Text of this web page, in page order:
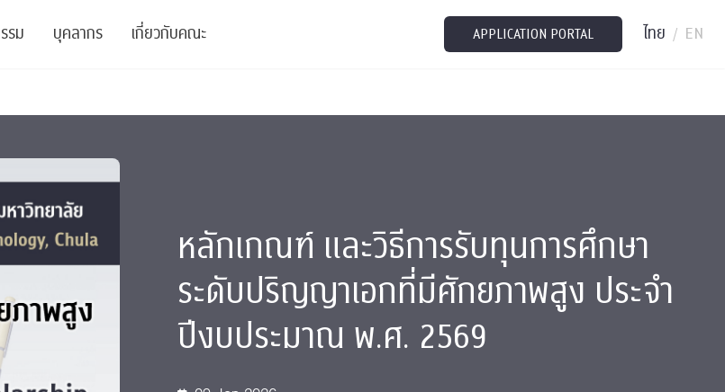
ญญาโทและ
ติสิทธิภาพองค์กร
รม
ะบรรยายพิเศษ
รอบรม
าน
บุคลากร
เจ้าหน้าที่
นักวิจัยหลังปริญญาเอก
ผู้บริหาร
เกี่ยวกับคณะ
บริจาค
รายงานประจำปี
ติดต่อเรา
APPLICATION PORTAL ไทย / EN
หลักเกณฑ์ และวิธีการรับทุนการศึกษา
ระดับปริญญาเอกที่มีศักยภาพสูง ประจํา
ปีงบประมาณ พ.ศ. 2569